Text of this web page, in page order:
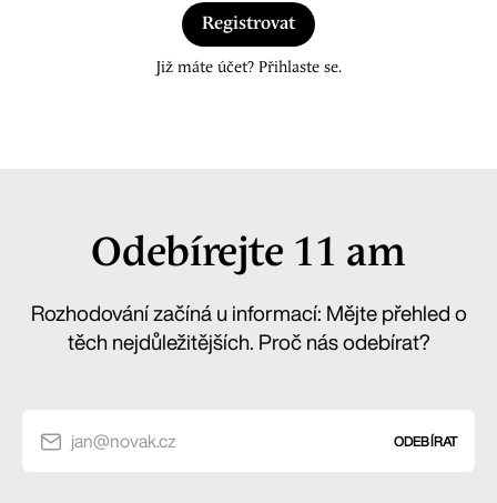
Registrovat
Již máte účet? Přihlaste se.
Odebírejte 11 am
Rozhodování začíná u informací: Mějte přehled o
těch nejdůležitějších. Proč nás odebírat?
jan@novak.cz ODEBÍRAT